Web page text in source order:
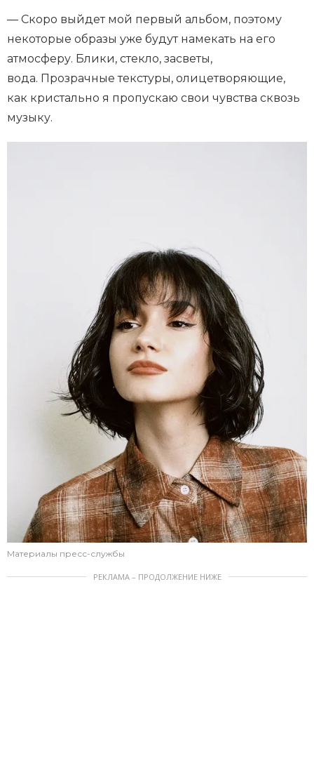
— Скоро выйдет мой первый альбом, поэтому
некоторые образы уже будут намекать на его
атмосферу. Блики, стекло, засветы,
вода. Прозрачные текстуры, олицетворяющие,
как кристально я пропускаю свои чувства сквозь
музыку.
Материалы пресс-службы
РЕКЛАМА – ПРОДОЛЖЕНИЕ НИЖЕ